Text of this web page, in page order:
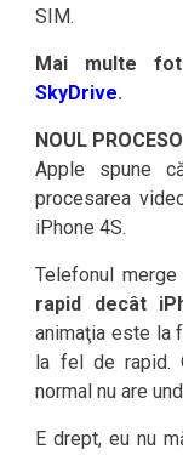
SIM.
Mai multe
SkyDrive.
NOUL
Apple spune
procesarea
iPhone 4S.
Telefonul
rapid decât
animaţia este la
la fel de rapid.
normal nu are
E drept, eu nu